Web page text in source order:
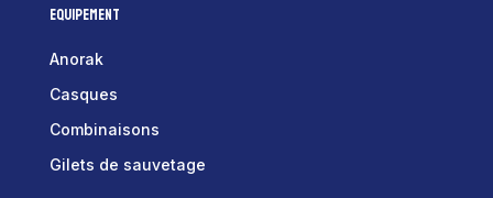
Equipement
Anorak
Casques
Combinaisons
Gilets de sauvetage